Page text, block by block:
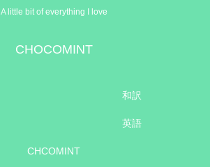
A little bit of everything I love
CHOCOMINT
和訳
英語
CHCOMINT